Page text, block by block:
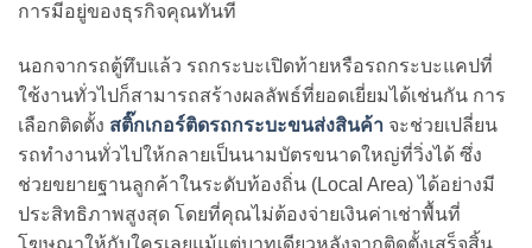
การมีอยู่ของธุรกิจคุณทันที
นอกจากรถตู้ทึบแล้ว รถกระบะเปิดท้ายหรือรถกระบะแคปที่
ใช้งานทั่วไปก็สามารถสร้างผลลัพธ์ที่ยอดเยี่ยมได้เช่นกัน การ
เลือกติดตั้ง สติ๊กเกอร์ติดรถกระบะขนส่งสินค้า จะช่วยเปลี่ยน
รถทำงานทั่วไปให้กลายเป็นนามบัตรขนาดใหญ่ที่วิ่งได้ ซึ่ง
ช่วยขยายฐานลูกค้าในระดับท้องถิ่น (Local Area) ได้อย่างมี
ประสิทธิภาพสูงสุด โดยที่คุณไม่ต้องจ่ายเงินค่าเช่าพื้นที่
โฆษณาให้กับใครเลยแม้แต่บาทเดียวหลังจากติดตั้งเสร็จสิ้น